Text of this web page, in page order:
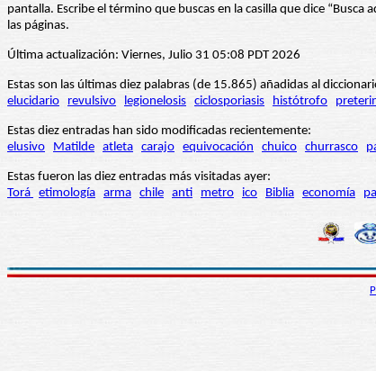
pantalla. Escribe el término que buscas en la casilla que dice
las páginas.
Última actualización: Viernes, Julio 31 05:08 PDT 2026
Estas son las últimas diez palabras (de 15.865) añadidas al
elucidario
revulsivo legionelosis ciclosporiasis histótrofo
Estas diez entradas han sido modificadas recientemente:
elusivo
Matilde atleta carajo equivocación chuico churrasco
Estas fueron las diez entradas más visitadas ayer:
Torá etimología arma chile anti metro ico Biblia economía